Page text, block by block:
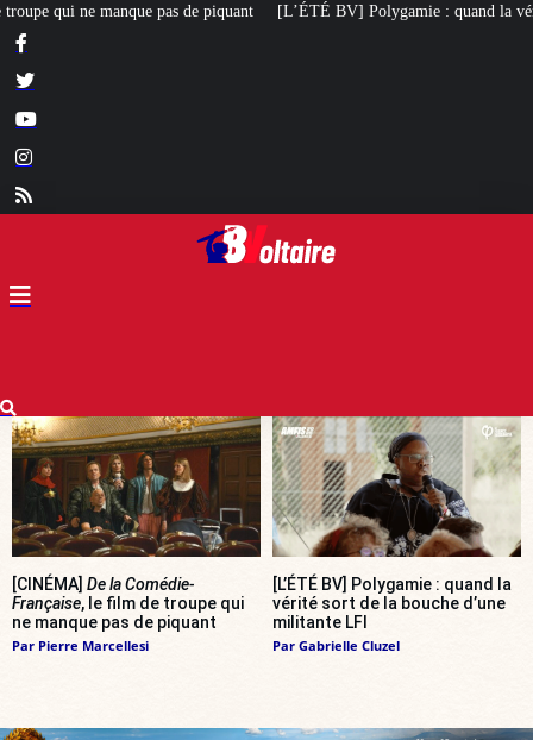
[L’ÉTÉ BV] Polygamie : quand la vérité sort de la bouche d’une
[CINÉMA] De la Comédie-
Française, le film de troupe qui
ne manque pas de piquant
Par Pierre Marcellesi
[L’ÉTÉ BV] Polygamie : quand la
vérité sort de la bouche d’une
militante LFI
Par Gabrielle Cluzel